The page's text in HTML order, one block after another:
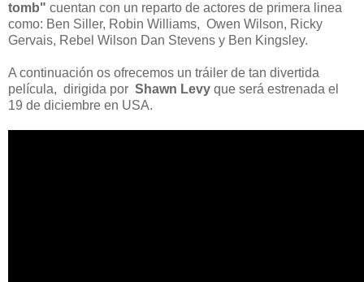
tomb" cuentan con un reparto de actores de primera linea
como: Ben Siller, Robin Williams, Owen Wilson, Ricky
Gervais, Rebel Wilson Dan Stevens y Ben Kingsley.
A continuación os ofrecemos un tráiler de tan divertida
película, dirigida por Shawn Levy que será estrenada el
19 de diciembre en USA.